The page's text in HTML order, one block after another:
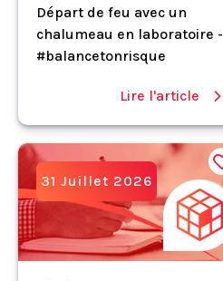
Départ de feu avec un
chalumeau en laboratoire -
#balancetonrisque
Lire l'article
31 Juillet 2026